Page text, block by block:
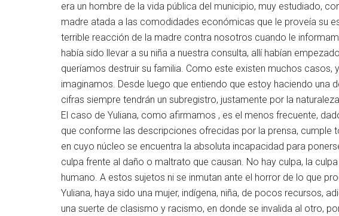
era un hombre de la vida pública del municipio, muy estudiado,
madre atada a las comodidades económicas que le proveía su
terrible reacción de la madre contra nosotros cuando le
había sido llevar a su niña a nuestra consulta, allí habían
queríamos destruir su familia. Como este existen muchos casos,
imaginamos. Desde luego que entiendo que estoy haciendo una
cifras siempre tendrán un subregistro, justamente por la
El caso de Yuliana, como afirmamos , es el menos frecuente,
que conforme las descripciones ofrecidas por la prensa, cumple
en cuyo núcleo se encuentra la absoluta incapacidad para
culpa frente al daño o maltrato que causan. No hay culpa, la
humano. A estos sujetos ni se inmutan ante el horror de lo que
Yuliana, haya sido una mujer, indígena, niña, de pocos recursos,
una suerte de clasismo y racismo, en donde se invalida al otro,